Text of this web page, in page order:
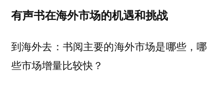
有声书在海外市场的机遇和挑战
到海外去：书阅主要的海外市场是哪些，哪
些市场增量比较快？